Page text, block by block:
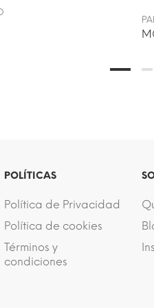
POLÍTICAS
Política de Privacidad
Política de cookies
Términos y
condiciones